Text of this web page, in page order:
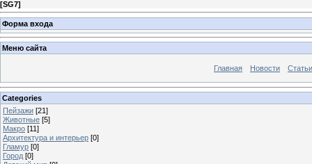
[SG7]
Форма входа
Меню сайта
Главная Новости Статьи
Categories
Пейзажи [21]
Животные [5]
Макро [11]
Архитектура и интерьер [0]
Гламур [0]
Город [0]